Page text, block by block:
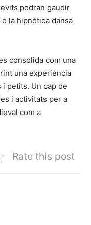
podran gaudir
la hipnòtica dansa
consolida com una
una experiència
petits. Un cap de
i activitats per a
com a
Rate this post